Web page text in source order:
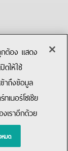
reserved.
กต้อง แสดง
ดให้ใช้
ข้าถึงข้อมูล
เนอร์โซเชีย
งเราอีกด้วย
มด